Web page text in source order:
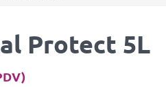
Protect 5L